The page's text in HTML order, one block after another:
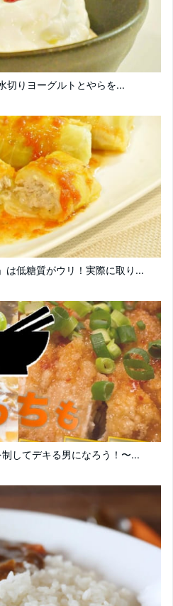
切りヨーグルトとやらを...
は低糖質がウリ！実際に取り...
してデキる男になろう！〜...